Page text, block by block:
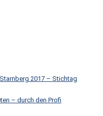
2017 – Stichtag
– durch den Profi